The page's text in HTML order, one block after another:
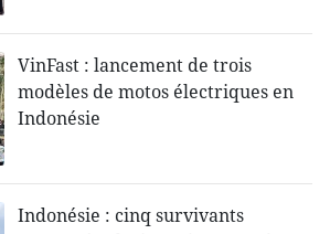
VinFast : lancement de trois
modèles de motos électriques en
Indonésie
Indonésie : cinq survivants